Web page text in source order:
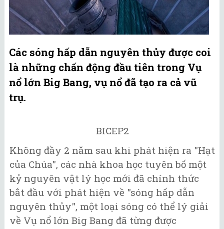
Các sóng hấp dẫn nguyên thủy được coi
là những chấn động đầu tiên trong Vụ
nổ lớn Big Bang, vụ nổ đã tạo ra cả vũ
trụ.
BICEP2
Không đầy 2 năm sau khi phát hiện ra "Hạt
của Chúa", các nhà khoa học tuyên bố một
kỷ nguyên vật lý học mới đã chính thức
bắt đầu với phát hiện về "sóng hấp dẫn
nguyên thủy", một loại sóng có thể lý giải
về Vụ nổ lớn Big Bang đã từng được